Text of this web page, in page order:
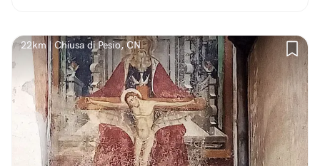
22km | Chiusa di Pesio, CN